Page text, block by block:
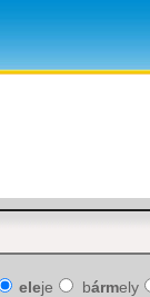
eleje bármely